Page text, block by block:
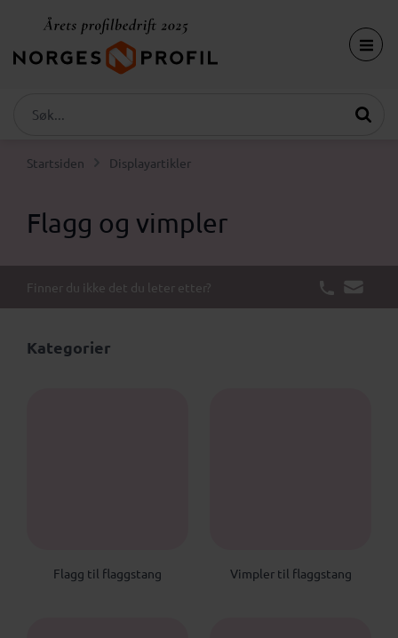
Startsiden Displayartikler
Flagg og vimpler
Finner du ikke det du leter etter?
Kategorier
FTF
Flagg til flaggstang VTF
Vimpler til flaggstang